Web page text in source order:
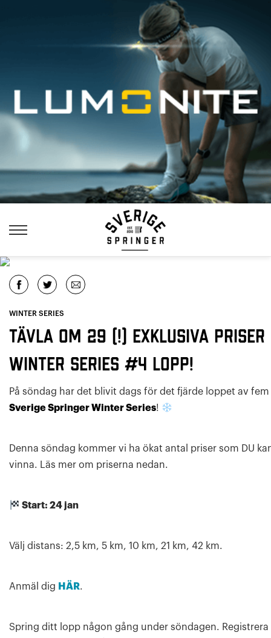
WINTER SERIES
Tävla om 29 (!) exklusiva priser
Winter Series #4 lopp!
På söndag har det blivit dags för det fjärde loppet av fem
Sverige Springer Winter Series!
Denna söndag kommer vi ha ökat antal priser som DU
vinna. Läs mer om priserna nedan.
Start: 24 jan
Välj distans: 2,5 km, 5 km, 10 km, 21 km, 42 km.
Anmäl dig HÄR.
Spring ditt lopp någon gång under söndagen. Registrera